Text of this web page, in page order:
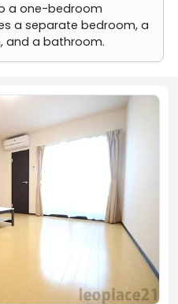
a one-bedroom
a separate bedroom, a
and a bathroom.